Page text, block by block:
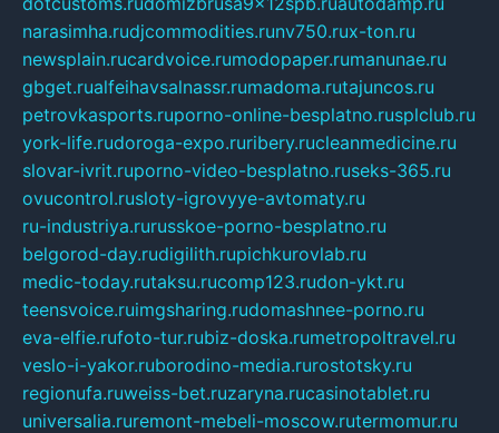
narasimha.rudjcommodities.runv750.rux-ton.ru
newsplain.rucardvoice.rumodopaper.rumanunae.ru
gbget.rualfeihavsalnassr.rumadoma.rutajuncos.ru
petrovkasports.ruporno-online-besplatno.rusplclub.ru
york-life.rudoroga-expo.ruribery.rucleanmedicine.ru
slovar-ivrit.ruporno-video-besplatno.ruseks-365.ru
ovucontrol.rusloty-igrovyye-avtomaty.ru
ru-industriya.rurusskoe-porno-besplatno.ru
belgorod-day.rudigilith.rupichkurovlab.ru
medic-today.rutaksu.rucomp123.rudon-ykt.ru
teensvoice.ruimgsharing.rudomashnee-porno.ru
eva-elfie.rufoto-tur.rubiz-doska.rumetropoltravel.ru
veslo-i-yakor.ruborodino-media.rurostotsky.ru
regionufa.ruweiss-bet.ruzaryna.rucasinotablet.ru
universalia.ruremont-mebeli-moscow.rutermomur.ru